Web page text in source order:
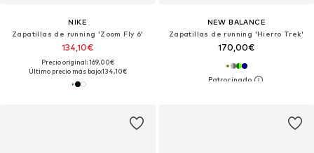
NIKE
Zapatillas de running 'Zoom Fly 6'
134,10€
Precio original: 169,00€
Último precio más bajo:134,10€
NEW BALANCE
Zapatillas de running 'Hierro Trek'
170,00€